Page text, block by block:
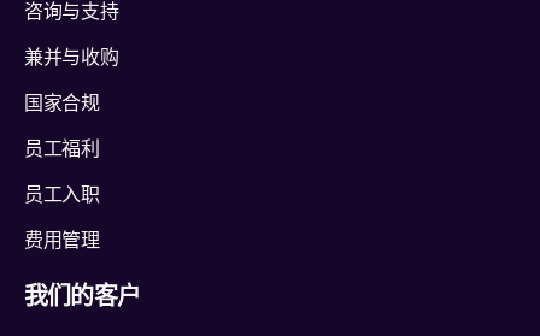
咨询与支持
兼并与收购
国家合规
员工福利
员工入职
费用管理
我们的客户